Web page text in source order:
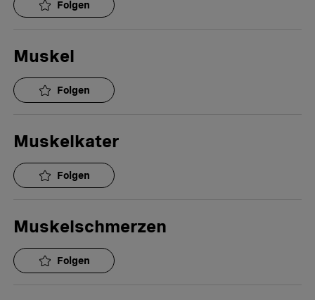
Folgen
Muskel
Folgen
Muskelkater
Folgen
Muskelschmerzen
Folgen